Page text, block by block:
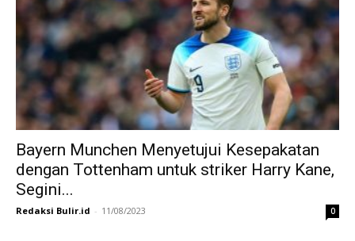
Bayern Munchen Menyetujui Kesepakatan
dengan Tottenham untuk striker Harry Kane,
Segini...
Redaksi Bulir.id - 11/08/2023 0